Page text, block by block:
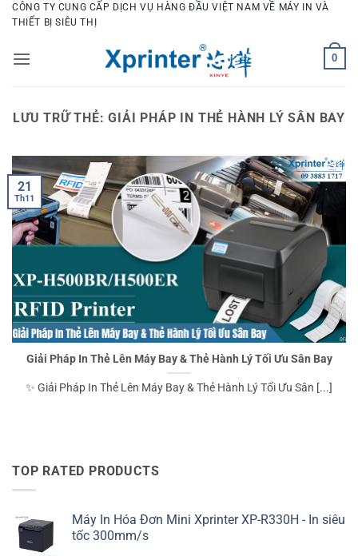
Bỏ
qua
dung
CÔNG TY CUNG CẤP DỊCH VỤ HÀNG ĐẦU VIỆT NAM VỀ MÁY IN VÀ
THIẾT BỊ SIÊU THỊ
0
LƯU TRỮ THẺ:GIẢI PHÁP IN THẺ HÀNH LÝ SÂN BAY
Giải Pháp In Thẻ Lên Máy Bay & Thẻ Hành Lý Tối Ưu Sân Bay
✨ Giải Pháp In Thẻ Lên Máy Bay & Thẻ Hành Lý Tối Ưu Sân [...]
21
Th11
TOP RATED PRODUCTS
Máy In Hóa Đơn Mini Xprinter XP-R330H - In siêu
tốc 300mm/s